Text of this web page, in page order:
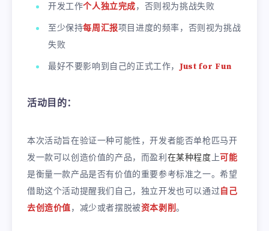
开发工作个人独立完成，否则视为挑战失败
至少保持每周汇报项目进度的频率，否则视为挑战
失败
最好不要影响到自己的正式工作， Just for Fun
活动目的：
本次活动旨在验证一种可能性，开发者能否单枪匹马开
发一款可以创造价值的产品，而盈利 在某种程度上可能
是衡量一款产品是否有价值的重要参考标准之一。希望
借助这个活动提醒我们自己，独立开发也可以通过自己
去创造价值，减少或者摆脱被资本剥削。